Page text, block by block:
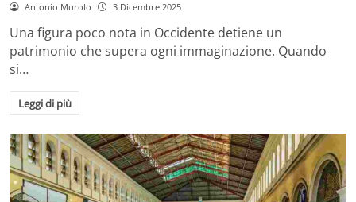
Antonio Murolo 3 Dicembre 2025
Una figura poco nota in Occidente detiene un
patrimonio che supera ogni immaginazione. Quando
si…
Leggi di più